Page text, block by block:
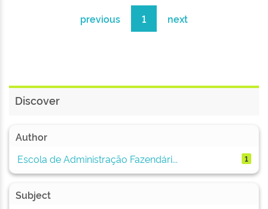
previous 1 next
Discover
Author
Escola de Administração Fazendári...
1
Subject